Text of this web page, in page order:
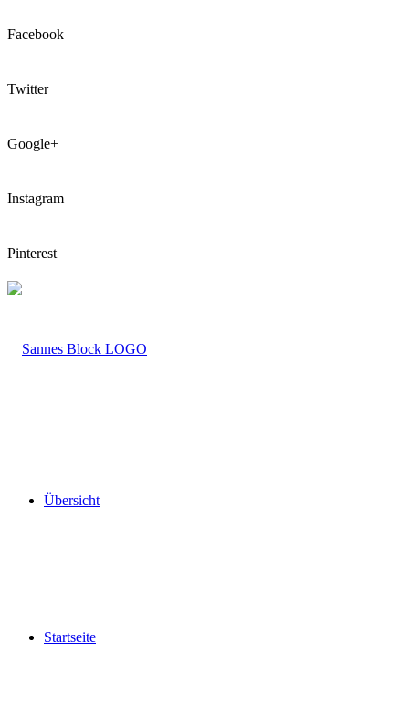
Facebook
Twitter
Google+
Instagram
Pinterest
LOGO
Übersicht
Startseite